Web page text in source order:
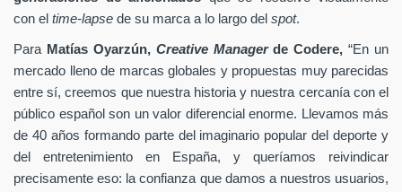
con el time-lapse de su marca a lo largo del spot.
Para Matías Oyarzún, Creative Managerde Codere,“En un
mercado lleno de marcas globales y propuestas muy parecidas
entre sí, creemos que nuestra historia y nuestra cercanía con el
público español son un valor diferencial enorme. Llevamos más
de 40 años formando parte del imaginario popular del deporte y
del entretenimiento en España, y queríamos reivindicar
precisamente eso: la confianza que damos a nuestros usuarios,